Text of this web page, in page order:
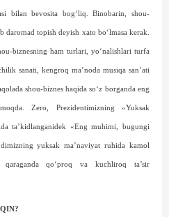
bilan bevosita bog‘liq. Binobarin, shou-
daromad topish deyish xato bo‘lmasa kerak.
biznesning ham turlari, yo‘nalishlari turfa
sanati, kengroq ma’noda musiqa san’ati
shou-biznes haqida so‘z borganda eng
Zero, Prezidentimizning «Yuksak
ta’kidlanganidek «Eng muhimi, bugungi
yuksak ma’naviyat ruhida kamol
qaraganda qo‘proq va kuchliroq ta’sir